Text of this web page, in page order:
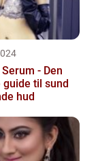
- Den
til sund
hud